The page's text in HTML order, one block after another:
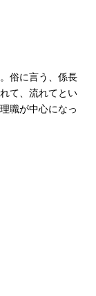
俗に言う、係長
て、流れてとい
職が中心になっ